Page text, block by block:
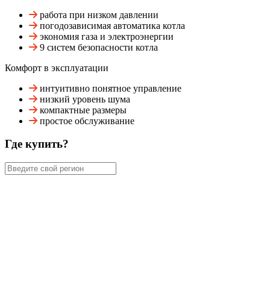
работа при низком давлении
погодозависимая автоматика котла
экономия газа и электроэнергии
9 систем безопасности котла
Комфорт в эксплуатации
интуитивно понятное управление
низкий уровень шума
компактные размеры
простое обслуживание
Где купить?